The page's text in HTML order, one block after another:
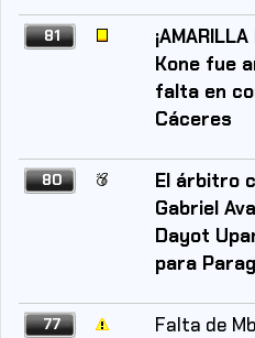
81
Kone fue
falta en
Cáceres
80
El árbitro
Gabriel
Dayot
para
77
Falta de